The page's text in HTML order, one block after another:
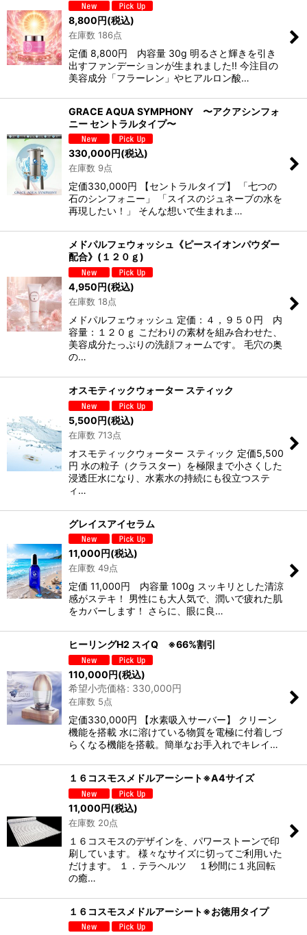
8,800円(税込)
在庫数 186点
定価 8,800円 内容量 30g 明るさと輝きを引き
出すファンデーションが生まれました!! 今注目の
美容成分「フラーレン」やヒアルロン酸…
GRACE AQUA SYMPHONY 〜アクアシンフォ
ニー セントラルタイプ〜
330,000円(税込)
在庫数 9点
定価330,000円 【セントラルタイプ】 「七つの
石のシンフォニー」 「スイスのジュネーブの水を
再現したい！」 そんな想いで生まれま…
メドパルフェウォッシュ《ピースイオンパウダー
配合》(１２０ｇ)
4,950円(税込)
在庫数 18点
メドパルフェウォッシュ 定価：４，９５０円 内
容量：１２０ｇ こだわりの素材を組み合わせた、
美容成分たっぷりの洗顔フォームです。 毛穴の奥
の…
オスモティックウォーター スティック
5,500円(税込)
在庫数 713点
オスモティックウォーター スティック 定価5,500
円 水の粒子（クラスター）を極限まで小さくした
浸透圧水になり、水素水の持続にも役立つステ
ィ…
グレイスアイセラム
11,000円(税込)
在庫数 49点
定価 11,000円 内容量 100g スッキリとした清涼
感がステキ！ 男性にも大人気で、潤いで疲れた肌
をカバーします！ さらに、眼に良…
ヒーリングH2 スイQ ※66%割引
110,000円(税込)
希望小売価格: 330,000円
在庫数 5点
定価330,000円 【水素吸入サーバー】 クリーン
機能を搭載 水に溶けている物質を電極に付着しづ
らくなる機能を搭載。簡単なお手入れでキレイ…
１６コスモスメドルアーシート※A4サイズ
11,000円(税込)
在庫数 20点
１６コスモスのデザインを、パワーストーンで印
刷しています。 様々なサイズに切ってご利用いた
だけます。 １．テラヘルツ １秒間に１兆回転
の癒…
１６コスモスメドルアーシート※お徳用タイプ